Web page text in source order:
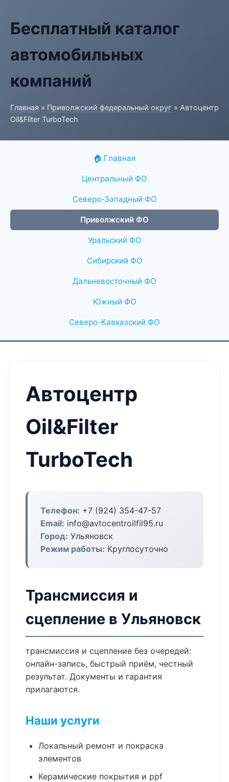
Бесплатный каталог
автомобильных
компаний
Главная » Приволжский федеральный округ » Автоцентр
Oil&Filter TurboTech
🏠 Главная
Центральный ФО
Северо-Западный ФО
Приволжский ФО
Уральский ФО
Сибирский ФО
Дальневосточный ФО
Южный ФО
Северо-Кавказский ФО
Автоцентр
Oil&Filter
TurboTech
Телефон: +7 (924) 354-47-57
Email: info@avtocentroilfil95.ru
Город: Ульяновск
Режим работы: Круглосуточно
Трансмиссия и
сцепление в Ульяновск
трансмиссия и сцепление без очередей:
онлайн-запись, быстрый приём, честный
результат. Документы и гарантия
прилагаются.
Наши услуги
Локальный ремонт и покраска
элементов
Керамические покрытия и ppf